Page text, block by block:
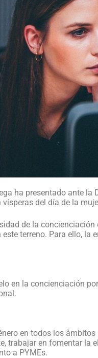
ha presentado ante
vísperas del día de la
de la
terreno. Para ello,
en la concienciación
en todos los
trabajar en fomentar la
a PYMEs.